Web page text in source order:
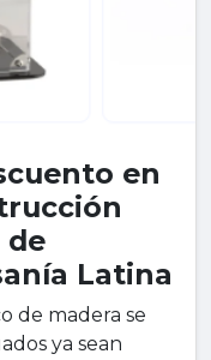
en
de
Latina
de madera se
ya sean